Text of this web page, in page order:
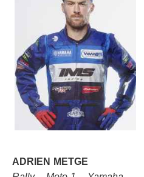
ADRIEN METGE